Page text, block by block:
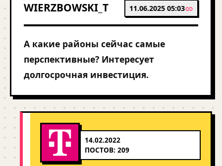
WIERZBOWSKI_T 11.06.2025 05:03
А какие районы сейчас самые
перспективные? Интересует
долгосрочная инвестиция.
14.02.2022
ПОСТОВ: 209